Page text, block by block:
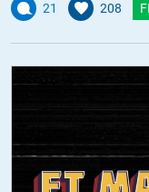
21 208